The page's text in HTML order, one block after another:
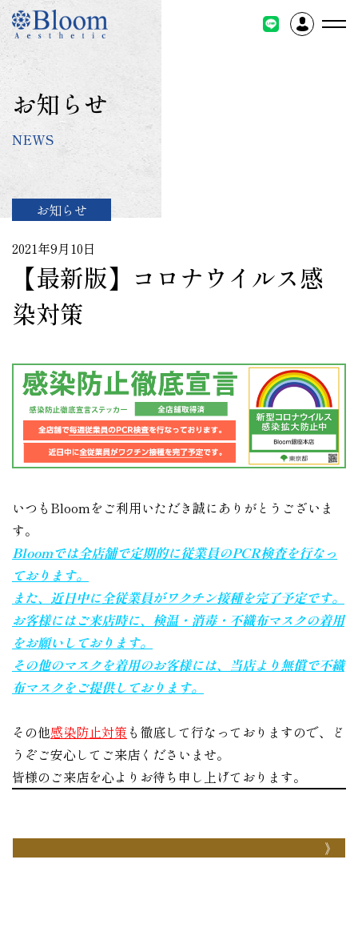
コ
テ
ン
ツ
に
キ
お知らせ
NEWS
お知らせ
2021年9月10日
【最新版】コロナウイルス感
染対策
いつもBloomをご利用いただき誠にありがとうございま
す。
Bloomでは全店舗で定期的に従業員のPCR検査を行なっ
ております。
また、近日中に全従業員がワクチン接種を完了予定です。
お客様にはご来店時に、検温・消毒・不織布マスクの着用
をお願いしております。
その他のマスクを着用のお客様には、当店より無償で不織
布マスクをご提供しております。
その他感染防止対策 も徹底して行なっておりますので、ど
うぞご安心してご来店くださいませ。
皆様のご来店を心よりお待ち申し上げております。